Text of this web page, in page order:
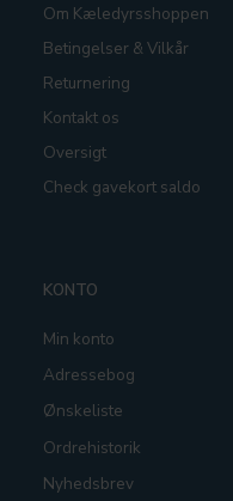
Om Kæledyrsshoppen
Betingelser & Vilkår
Returnering
Kontakt os
Oversigt
Check gavekort saldo
KONTO
Min konto
Adressebog
Ønskeliste
Ordrehistorik
Nyhedsbrev